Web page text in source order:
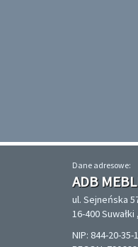
Dane adresowe:
ADB
ul. Sejneńska
16-400 Suwałki
NIP: 844-20-35-